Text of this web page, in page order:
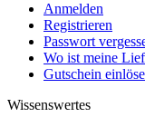
Anmelden
Registrieren
Passwort
Wo ist meine
Gutschein
Wissenswertes